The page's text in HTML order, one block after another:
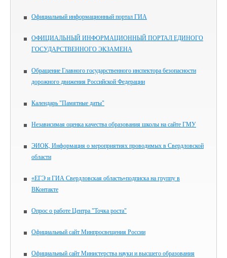
Официальный информационный портал ГИА
ОФИЦИАЛЬНЫЙ ИНФОРМАЦИОННЫЙ ПОРТАЛ ЕДИНОГО
ГОСУДАРСТВЕННОГО ЭКЗАМЕНА
Обращение Главного государственного инспектора безопасности
дорожного движения Российской Федерации
Календарь "Памятные даты"
Независимая оценка качества образования школы на сайте ГМУ
ЭИОК, Информация о мероприятиях проводимых в Свердловской
области
«ЕГЭ и ГИА Свердловская область»подписка на группу в
ВКонтакте
Опрос о работе Центра "Точка роста"
Официальный сайт Минпросвещения России
Официальный сайт Министерства науки и высшего образования